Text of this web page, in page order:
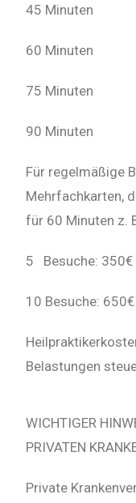
45
60
75
90
Für regelmäßige
Mehrfachkarten,
für 60 Minuten z.
5 Besuche: 350€
10 Besuche: 650€
Belastungen
WICHTIGER
PRIVATEN
Private